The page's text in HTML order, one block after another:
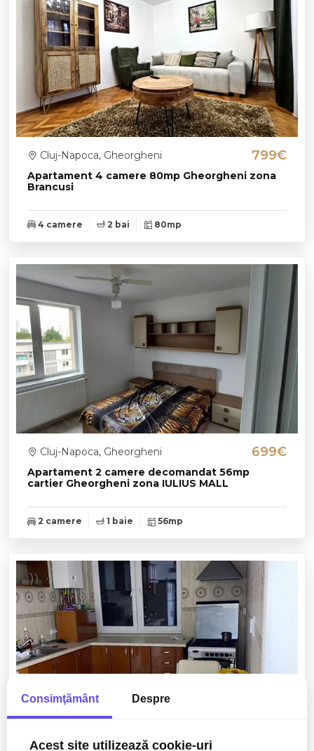
Apartament 4 camere 80mp Gheorgheni zona
Brancusi
Cluj-Napoca, Gheorgheni 799€
4 camere 2 bai 80mp
Apartament 2 camere decomandat 56mp
cartier Gheorgheni zona IULIUS MALL
Cluj-Napoca, Gheorgheni 699€
2 camere 1 baie 56mp
Cluj-Napoca, Gheorgheni
Consimţământ Despre
Acest site utilizează cookie-uri